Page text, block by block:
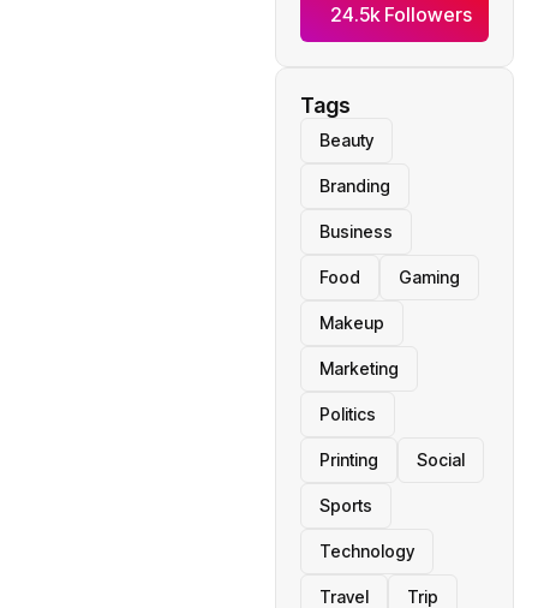
24.5k Followers
Tags
Beauty
Branding
Business
Food Gaming
Makeup
Marketing
Politics
Printing Social
Sports
Technology
Travel Trip